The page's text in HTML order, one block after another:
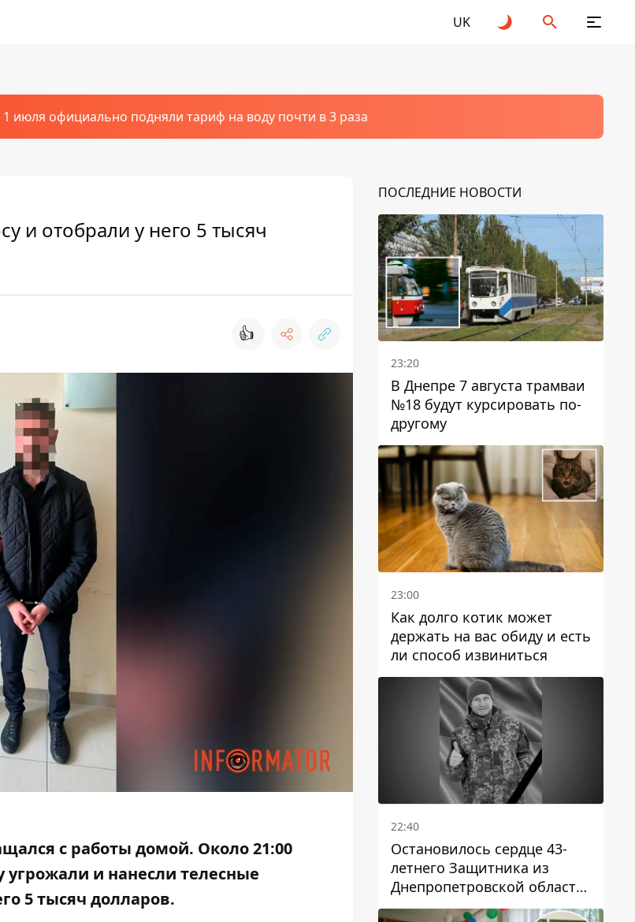
UK
июля официально подняли тариф на воду почти в 3 раза
и отобрали у него 5 тысяч
👍
с работы домой. Около 21:00
и нанесли телесные
5 тысяч долларов.
ПОСЛЕДНИЕ НОВОСТИ
23:20
В Днепре 7 августа трамваи
№18 будут курсировать по-
другому
23:00
Как долго котик может
держать на вас обиду и есть
ли способ извиниться
22:40
Остановилось сердце 43-
летнего Защитника из
Днепропетровской области
Евгения Зинченко